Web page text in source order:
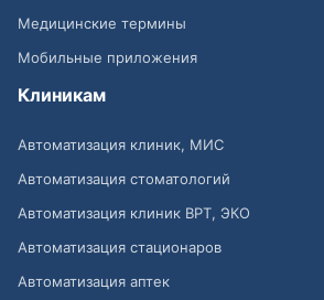
Медицинские термины
Мобильные приложения
Клиникам
Автоматизация клиник, МИС
Автоматизация стоматологий
Автоматизация клиник ВРТ, ЭКО
Автоматизация стационаров
Автоматизация аптек